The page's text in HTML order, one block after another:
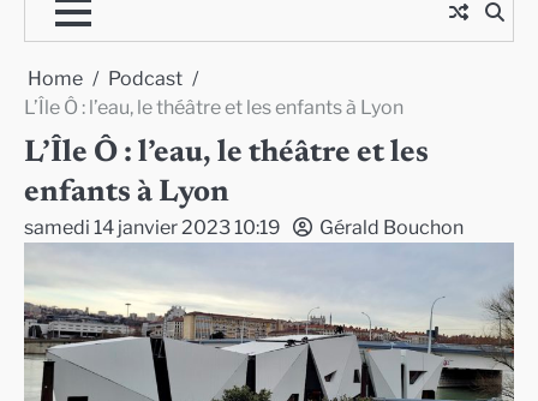
Home
Podcast
L’Île Ô : l’eau, le théâtre et les enfants à Lyon
L’Île Ô : l’eau, le théâtre et les
enfants à Lyon
samedi 14 janvier 2023 10:19 Gérald Bouchon